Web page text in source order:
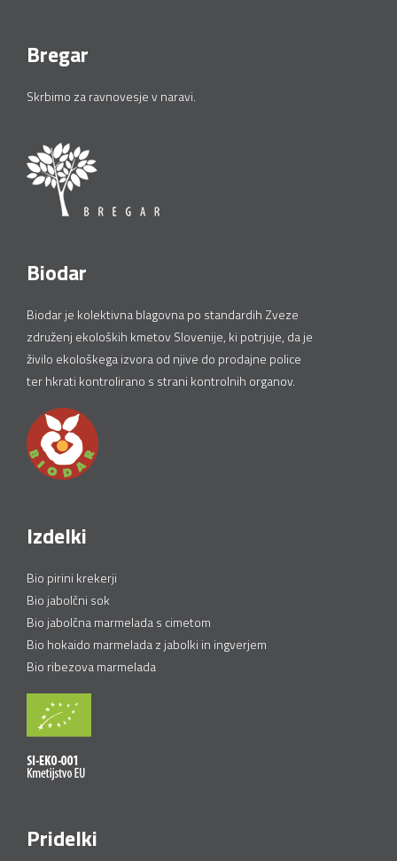
Bregar
Skrbimo za ravnovesje v naravi.
Biodar
Biodar je kolektivna blagovna po standardih Zveze
združenj ekoloških kmetov Slovenije, ki potrjuje, da je
živilo ekološkega izvora od njive do prodajne police
ter hkrati kontrolirano s strani kontrolnih organov.
Izdelki
Bio pirini krekerji
Bio jabolčni sok
Bio jabolčna marmelada s cimetom
Bio hokaido marmelada z jabolki in ingverjem
Bio ribezova marmelada
Pridelki